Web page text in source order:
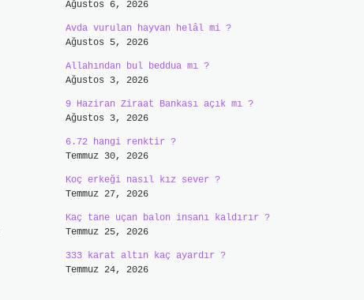
Ağustos 6, 2026
Avda vurulan hayvan helâl mi ?
Ağustos 5, 2026
Allahından bul beddua mı ?
Ağustos 3, 2026
9 Haziran Ziraat Bankası açık mı ?
Ağustos 3, 2026
6.72 hangi renktir ?
Temmuz 30, 2026
Koç erkeği nasıl kız sever ?
Temmuz 27, 2026
Kaç tane uçan balon insanı kaldırır ?
Temmuz 25, 2026
333 karat altın kaç ayardır ?
Temmuz 24, 2026